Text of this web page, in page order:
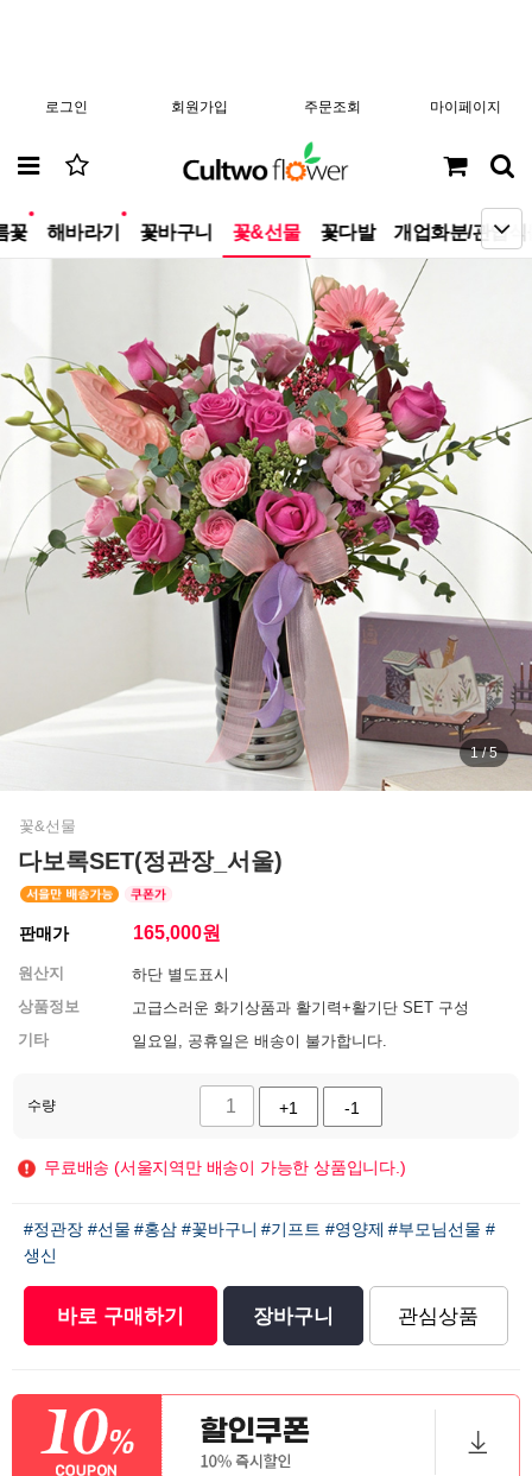
로그인 회원가입 주문조회 마이페이지
꽃 해바라기 꽃바구니 꽃&선물 꽃다발 개업화분/관엽식
1 / 5
꽃&선물
다보록SET(정관장_서울)
판매가 165,000원
원산지
하단 별도표시
상품정보
고급스러운 화기상품과 활기력+활기단 SET 구성
기타
일요일, 공휴일은 배송이 불가합니다.
수량 +1 -1
무료배송 (서울지역만 배송이 가능한 상품입니다.)
#정관장 #선물 #홍삼 #꽃바구니 #기프트 #영양제 #부모님선물 #
생신
바로 구매하기 장바구니 관심상품